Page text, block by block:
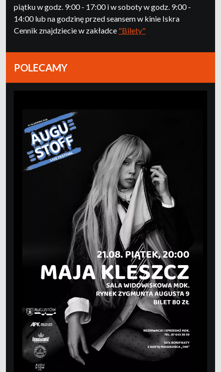
piątku w godz. 9:00 - 17:00 i w soboty w godz. 9:00 -
14:00 lub na godzinę przed seansem w kinie Iskra
Cennik znajdziecie w zakładce "Bilety"
POLECAMY